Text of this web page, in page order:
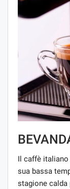
Il caffè
sua bassa
stagione